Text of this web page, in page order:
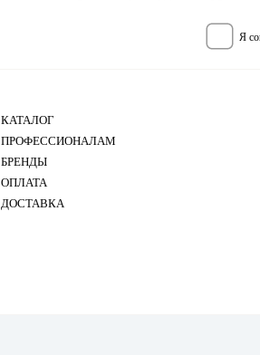
я
КАТАЛОГ
ПРОФЕССИОНАЛАМ
БРЕНДЫ
ОПЛАТА
ДОСТАВКА